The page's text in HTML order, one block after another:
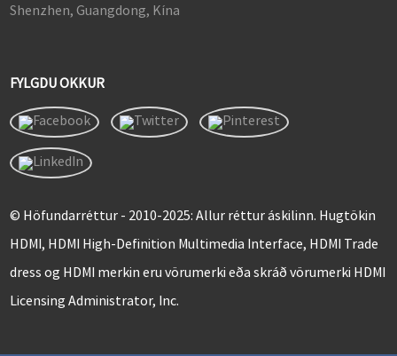
Shenzhen, Guangdong, Kína
FYLGDU OKKUR
© Höfundarréttur - 2010-2025: Allur réttur áskilinn. Hugtökin
HDMI, HDMI High-Definition Multimedia Interface, HDMI Trade
dress og HDMI merkin eru vörumerki eða skráð vörumerki HDMI
Licensing Administrator, Inc.